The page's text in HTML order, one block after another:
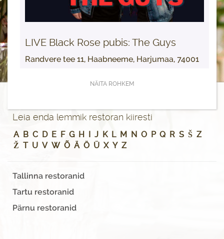
LIVE Black Rose pubis: The Guys
Randvere tee 11, Haabneeme, Harjumaa, 74001
NÄITA ROHKEM
Leia enda lemmik restoran kiiresti
A B C D E F G H J K L M N O P Q R S Š Z
Ž T U V W Õ Ä Ö Ü X Y Z
Tallinna restoranid
Tartu restoranid
Pärnu restoranid